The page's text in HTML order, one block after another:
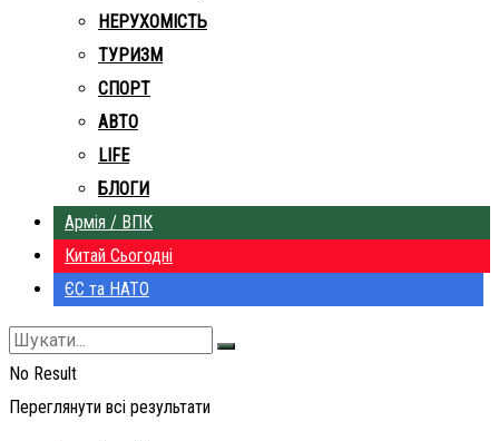
НЕРУХОМІСТЬ
ТУРИЗМ
СПОРТ
АВТО
LIFE
БЛОГИ
Армія / ВПК
Китай Сьогодні
ЄС та НАТО
No Result
Переглянути всі результати